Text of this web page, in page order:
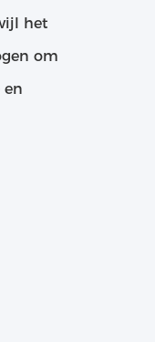
het
om
en